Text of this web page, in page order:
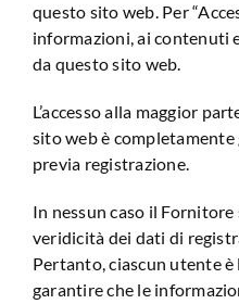
questo sito web. Per
informazioni, ai contenuti
da questo sito web.
L’accesso alla maggior
sito web è
previa registrazione.
In nessun caso il
veridicità dei dati di
Pertanto, ciascun utente è
garantire che le